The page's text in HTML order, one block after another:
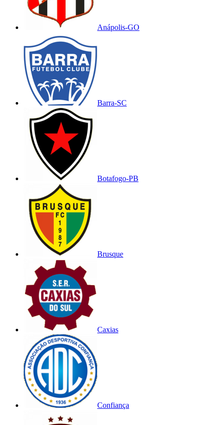
Anápolis-GO
Barra-SC
Botafogo-PB
Brusque
Caxias
Confiança